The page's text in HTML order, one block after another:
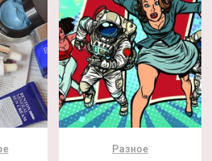
Разное